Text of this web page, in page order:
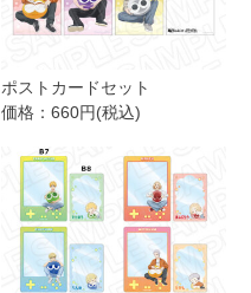
ポストカードセット
価格：660円(税込)